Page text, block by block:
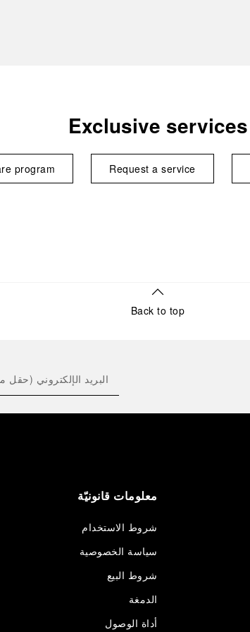
Exclusive services
Request a service
program
Back to top
معلومات قانونيّة
شروط الاستخدام
سياسة الخصوصية
شروط البيع
الدمغة
أداة الوصول